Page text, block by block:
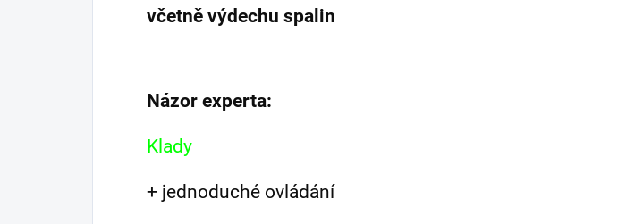
včetně výdechu spalin
Názor experta:
Klady
+ jednoduché ovládání